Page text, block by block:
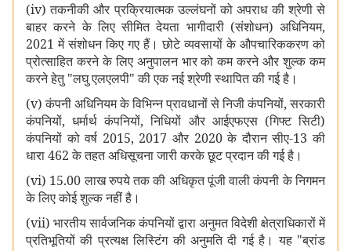
(iv) तकनीकी और प्रक्रियात्मक उल्लंघनों को अपराध की श्रेणी से
बाहर करने के लिए सीमित देयता भागीदारी (संशोधन) अधिनियम,
2021 में संशोधन किए गए हैं। छोटे व्यवसायों के औपचारिककरण को
प्रोत्साहित करने के लिए अनुपालन भार को कम करने और शुल्क कम
करने हेतु "लघु एलएलपी" की एक नई श्रेणी स्थापित की गई है।
(v) कंपनी अधिनियम के विभिन्न प्रावधानों से निजी कंपनियों, सरकारी
कंपनियों, धर्मार्थ कंपनियों, निधियों और आईएफएस (गिफ्ट सिटी)
कंपनियों को वर्ष 2015, 2017 और 2020 के दौरान सीए-13 की
धारा 462 के तहत अधिसूचना जारी करके छूट प्रदान की गई है।
(vi) 15.00 लाख रुपये तक की अधिकृत पूंजी वाली कंपनी के निगमन
के लिए कोई शुल्क नहीं है।
(vii) भारतीय सार्वजनिक कंपनियों द्वारा अनुमत विदेशी क्षेत्राधिकारों में
प्रतिभूतियों की प्रत्यक्ष लिस्टिंग की अनुमति दी गई है। यह "ब्रांड